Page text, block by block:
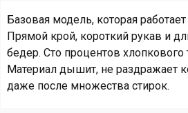
Базовая модель, которая
Прямой крой, короткий рукав и
бедер. Сто процентов хлопкового
Материал дышит, не раздражает
даже после множества стирок.